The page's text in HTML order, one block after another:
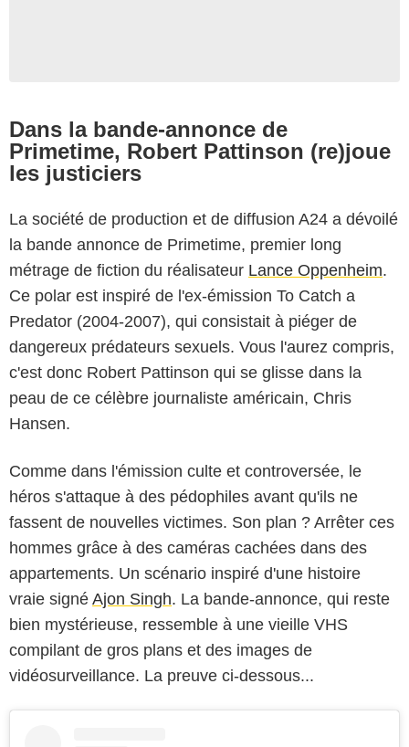
Dans la bande-annonce de
Primetime, Robert Pattinson (re)joue
les justiciers
La société de production et de diffusion A24 a dévoilé
la bande annonce de Primetime, premier long
métrage de fiction du réalisateur Lance Oppenheim.
Ce polar est inspiré de l'ex-émission To Catch a
Predator (2004-2007), qui consistait à piéger de
dangereux prédateurs sexuels. Vous l'aurez compris,
c'est donc Robert Pattinson qui se glisse dans la
peau de ce célèbre journaliste américain, Chris
Hansen.
Comme dans l'émission culte et controversée, le
héros s'attaque à des pédophiles avant qu'ils ne
fassent de nouvelles victimes. Son plan ? Arrêter ces
hommes grâce à des caméras cachées dans des
appartements. Un scénario inspiré d'une histoire
vraie signé Ajon Singh. La bande-annonce, qui reste
bien mystérieuse, ressemble à une vieille VHS
compilant de gros plans et des images de
vidéosurveillance. La preuve ci-dessous...